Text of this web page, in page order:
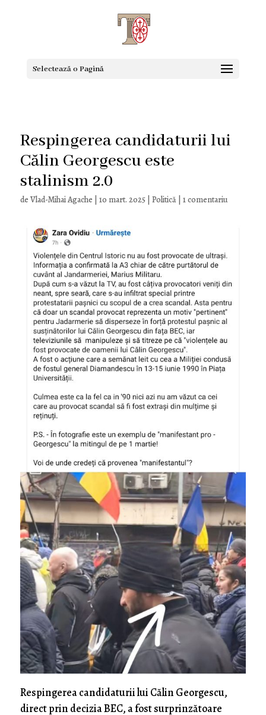
Selectează o Pagină
Respingerea candidaturii lui
Călin Georgescu este
stalinism 2.0
de Vlad-Mihai Agache 10 mart. 2025| Politică| 1 comentariu
Respingerea candidaturii lui Călin Georgescu,
direct prin decizia BEC, a fost surprinzătoare